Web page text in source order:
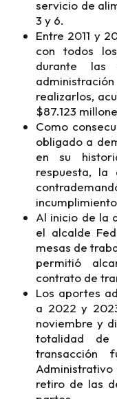
servicio de
3 y 6.
Entre 2011 y
con todos
durante
realizarlos,
$87.123
Como
obligado a
en su
respuesta, la
Al inicio de la
el alcalde
mesas de
permitió
contrato de
Los aportes
a 2022 y
noviembre y
totalidad de
transacción
retiro de las